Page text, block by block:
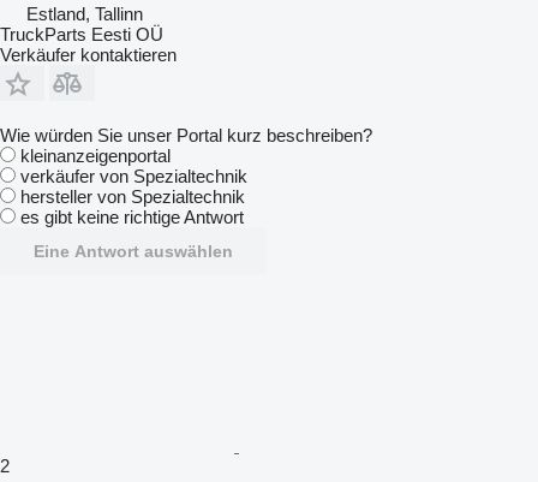
Estland, Tallinn
TruckParts Eesti OÜ
Verkäufer kontaktieren
Wie würden Sie unser Portal kurz beschreiben?
kleinanzeigenportal
verkäufer von Spezialtechnik
hersteller von Spezialtechnik
es gibt keine richtige Antwort
Eine Antwort auswählen
2